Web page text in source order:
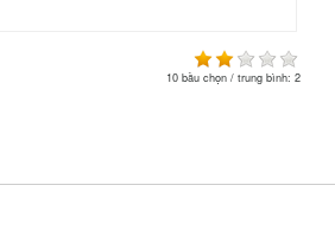
10 bầu chọn / trung bình: 2